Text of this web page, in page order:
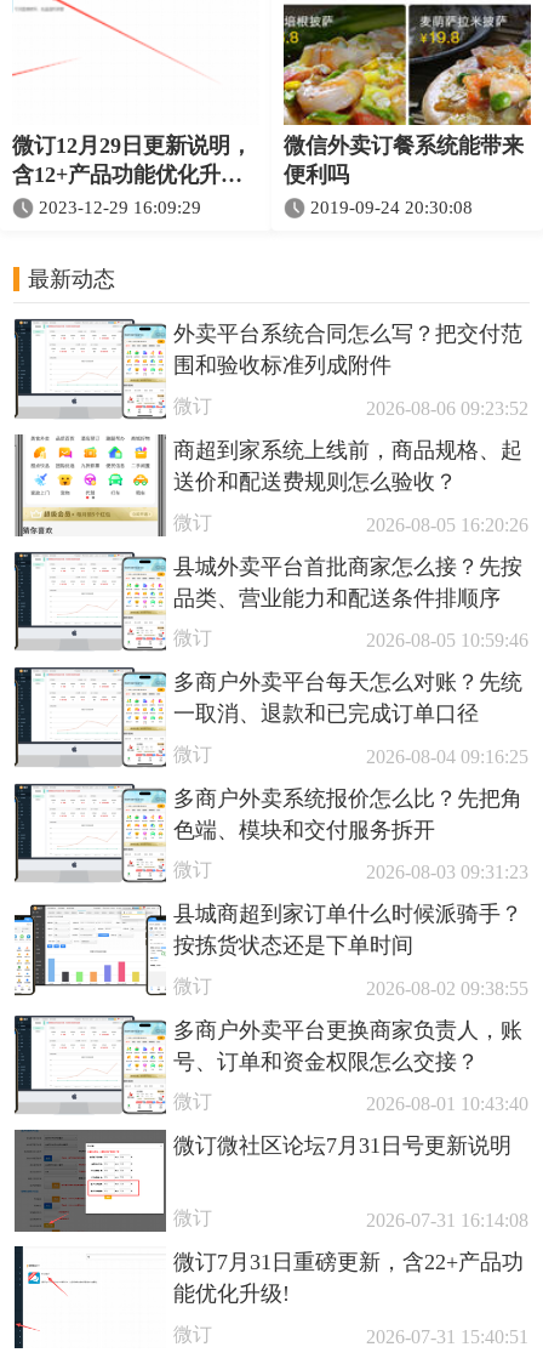
微订12月29日更新说明，
含12+产品功能优化升
级！2023-12-29 16:09:29
微信外卖订餐系统能带来
便利吗
2019-09-24 20:30:08
最新动态
外卖平台系统合同怎么写？把交付范
围和验收标准列成附件
微订 2026-08-06 09:23:52
商超到家系统上线前，商品规格、起
送价和配送费规则怎么验收？
微订 2026-08-05 16:20:26
县城外卖平台首批商家怎么接？先按
品类、营业能力和配送条件排顺序
微订 2026-08-05 10:59:46
多商户外卖平台每天怎么对账？先统
一取消、退款和已完成订单口径
微订 2026-08-04 09:16:25
多商户外卖系统报价怎么比？先把角
色端、模块和交付服务拆开
微订 2026-08-03 09:31:23
县城商超到家订单什么时候派骑手？
按拣货状态还是下单时间
微订 2026-08-02 09:38:55
多商户外卖平台更换商家负责人，账
号、订单和资金权限怎么交接？
微订 2026-08-01 10:43:40
微订微社区论坛7月31日号更新说明
微订 2026-07-31 16:14:08
微订7月31日重磅更新，含22+产品功
能优化升级!
微订 2026-07-31 15:40:51